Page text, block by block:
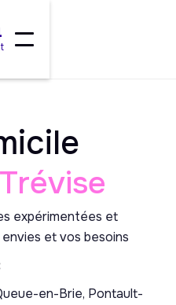
expérimentées et
et vos besoins
en-Brie, Pontault-